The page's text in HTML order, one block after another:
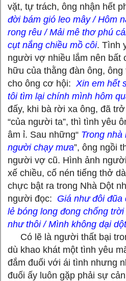
vặt, tự trách, ông nhận hết
đời bám gió leo mây / Hôm
rong rêu / Mải mê thơ phú
cụt nắng chiều mồ côi. Tình
người vợ nhiều lắm nên bất
hữu của thằng đàn ông, ông
cho ông cơ hội: Xin em hết
tôi tìm lại chính mình hôm
đấy, khi bà rời xa ông, đã
“của người ta”, thì tình yêu
âm ỉ. Sau những“ Trong nhà
người chạy mưa”, ông ngồi
người vợ cũ. Hình ảnh
xế chiều, cố nén tiếng thở
chực bật ra trong Nhà Dột
người đọc: Giá như đôi đũa
lẻ bóng long đong chống
như thôi / Mình không dại
Có lẽ là người thất bại
dù khao khát một tình yêu
đắm đuối với ái tình nhưng
đuối ấy luôn gặp phải sự